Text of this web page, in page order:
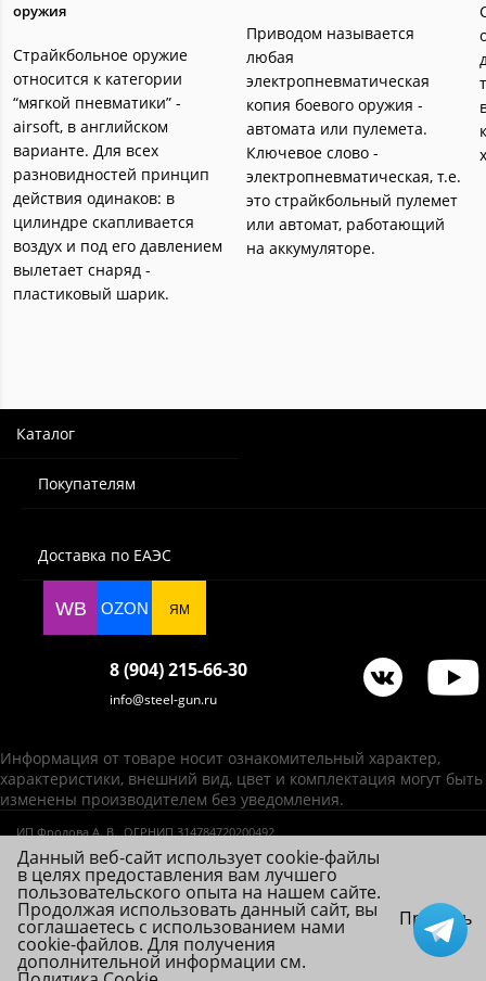
оружия
Страйкбольное оружие
относится к категории
“мягкой пневматики” -
airsoft, в английском
варианте. Для всех
разновидностей принцип
действия одинаков: в
цилиндре скапливается
воздух и под его давлением
вылетает снаряд -
пластиковый шарик.
Приводом называется
любая
электропневматическая
копия боевого оружия -
автомата или пулемета.
Ключевое слово -
электропневматическая, т.е.
это страйкбольный пулемет
или автомат, работающий
на аккумуляторе.
Каталог
Покупателям
Доставка по ЕАЭС
WB OZON ЯМ
8 (904) 215-66-30
info@steel-gun.ru
Информация от товаре носит ознакомительный характер,
характеристики, внешний вид, цвет и комплектация могут быть
изменены производителем без уведомления.
ИП Фролова А. В., ОГРНИП 314784720200492
© 2026 Steel-Gun (Стил Ган) - оптовый интернет-магазин ножей, пневматики,
товаров для страйкбола и туризма.
Данный веб-сайт использует cookie-файлы
в целях предоставления вам лучшего
пользовательского опыта на нашем сайте.
Продолжая использовать данный сайт, вы
соглашаетесь с использованием нами
cookie-файлов. Для получения
дополнительной информации см.
Принять